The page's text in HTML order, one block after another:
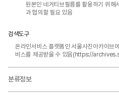
원본인 네거티브필름를 활용하기 위해
과 협의할 필요 있음
검색도구
온라인서비스 플랫폼인 서울사진아카이브
비스를 제공받을 수 있음(https://
분류정보